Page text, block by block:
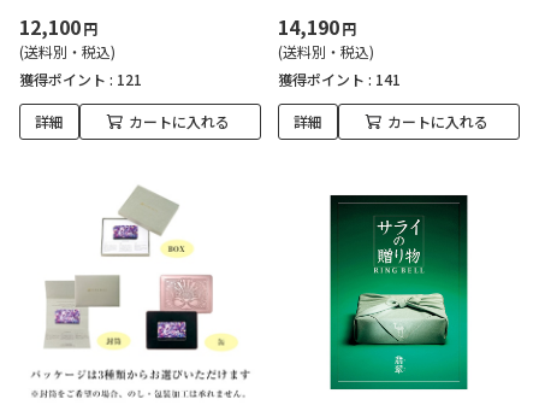
12,100円
(送料別・税込)
獲得ポイント : 121
詳細 カートに入れる
14,190円
(送料別・税込)
獲得ポイント : 141
詳細 カートに入れる